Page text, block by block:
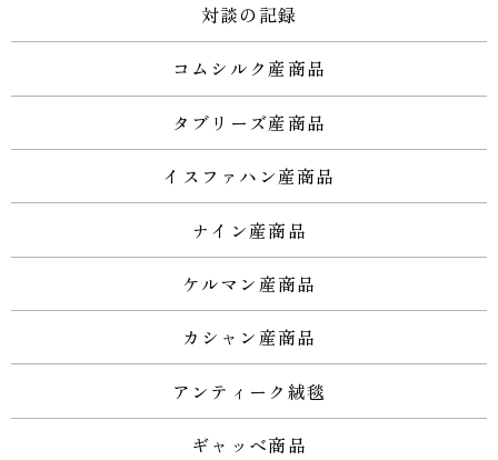
対談の記録
コムシルク産商品
タブリーズ産商品
イスファハン産商品
ナイン産商品
ケルマン産商品
カシャン産商品
アンティーク絨毯
ギャッベ商品